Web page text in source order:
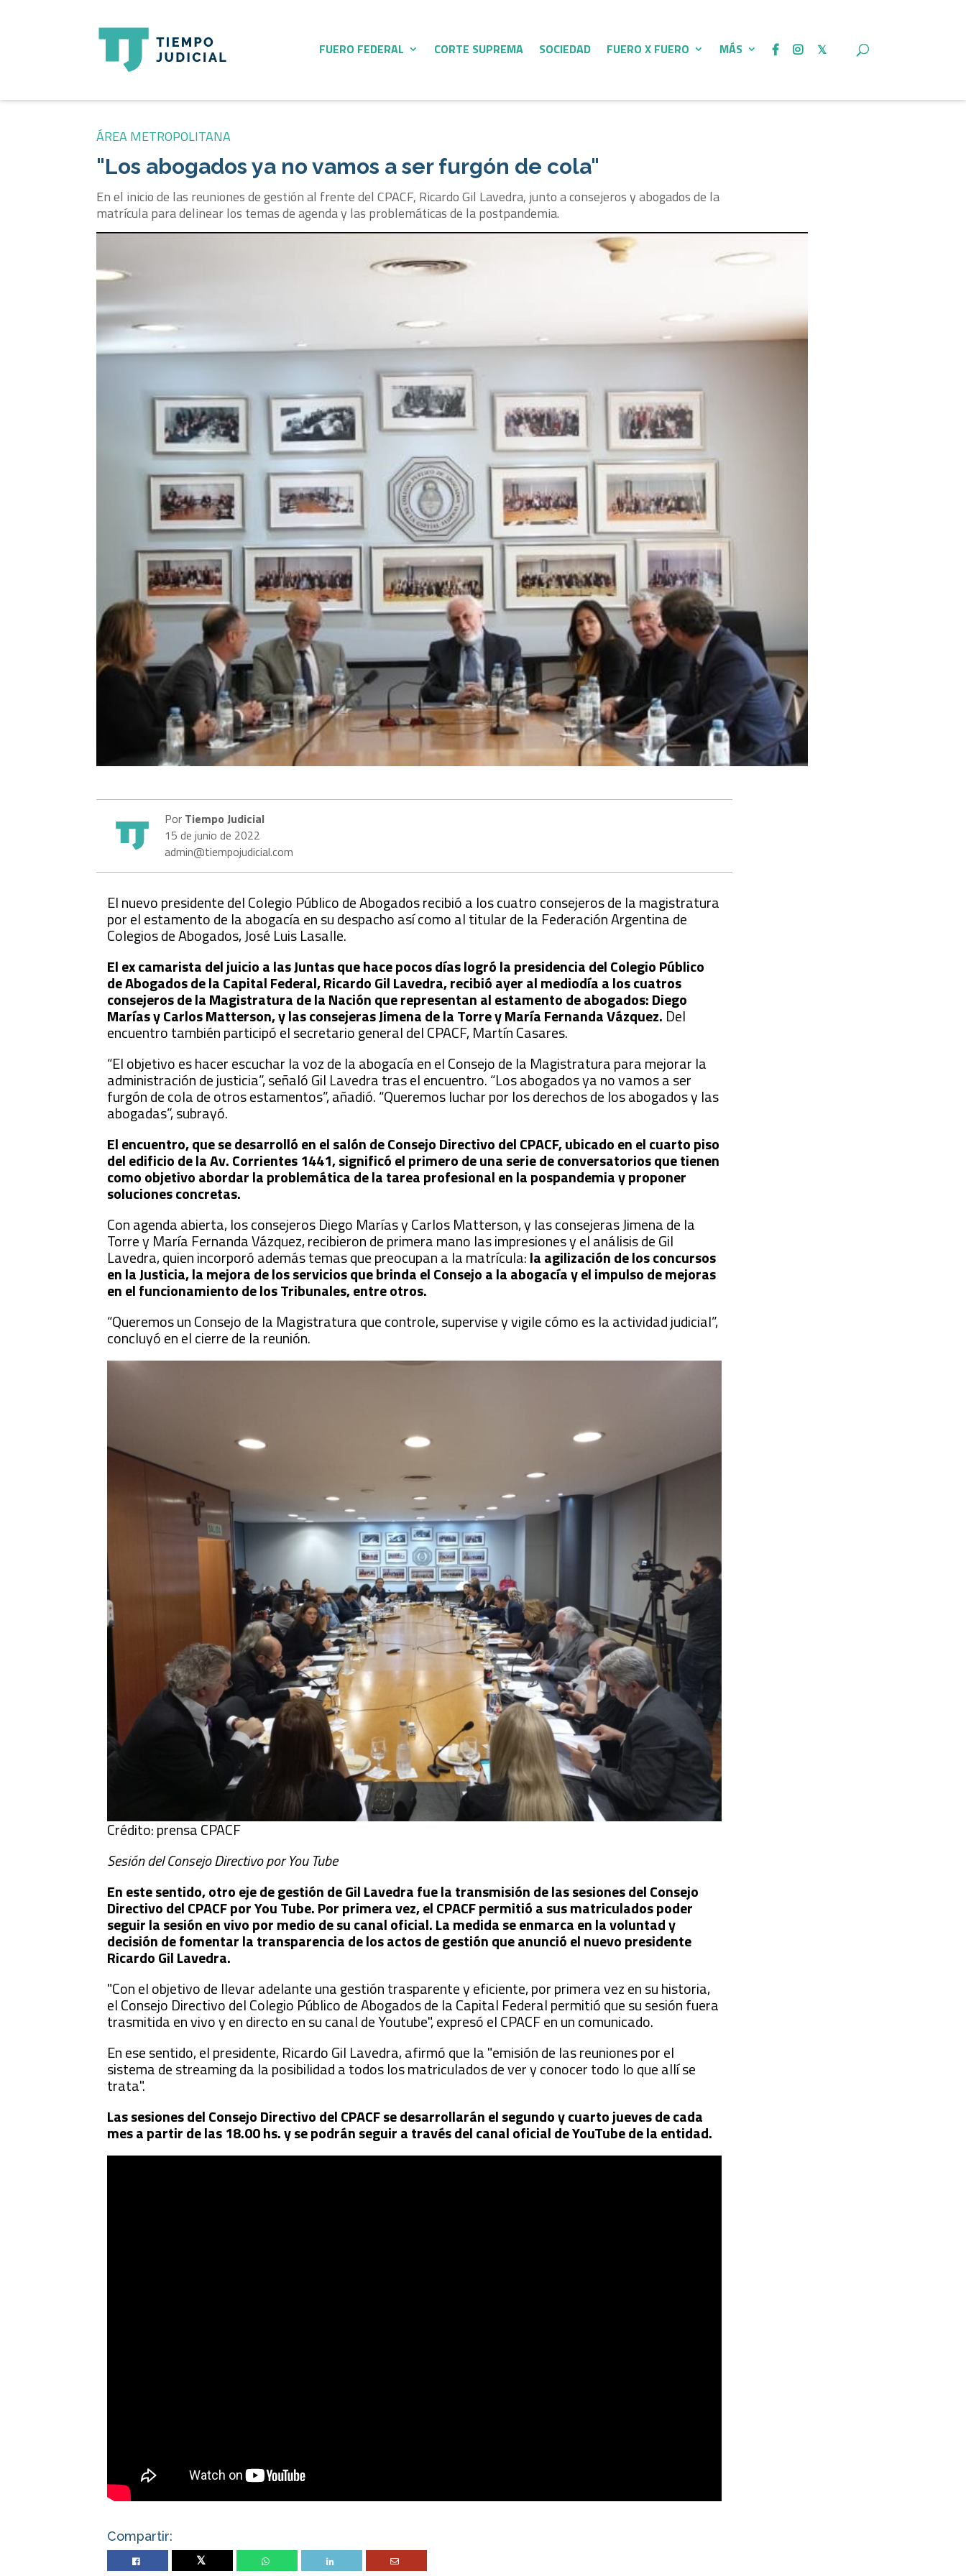
FUERO FEDERAL CORTE SUPREMA SOCIEDAD FUERO X FUERO MÁS
ÁREA METROPOLITANA
"Los abogados ya no vamos a ser furgón de cola"
En el inicio de las reuniones de gestión al frente del CPACF, Ricardo Gil Lavedra, junto a consejeros y abogados de la
matrícula para delinear los temas de agenda y las problemáticas de la postpandemia.
Por Tiempo Judicial
15 de junio de 2022
admin@tiempojudicial.com
El nuevo presidente del Colegio Público de Abogados recibió a los cuatro consejeros de la magistratura
por el estamento de la abogacía en su despacho así como al titular de la Federación Argentina de
Colegios de Abogados, José Luis Lasalle.
El ex camarista del juicio a las Juntas que hace pocos días logró la presidencia del Colegio Público
de Abogados de la Capital Federal, Ricardo Gil Lavedra, recibió ayer al mediodía a los cuatros
consejeros de la Magistratura de la Nación que representan al estamento de abogados: Diego
Marías y Carlos Matterson, y las consejeras Jimena de la Torre y María Fernanda Vázquez. Del
encuentro también participó el secretario general del CPACF, Martín Casares.
“El objetivo es hacer escuchar la voz de la abogacía en el Consejo de la Magistratura para mejorar la
administración de justicia”, señaló Gil Lavedra tras el encuentro. “Los abogados ya no vamos a ser
furgón de cola de otros estamentos”, añadió. “Queremos luchar por los derechos de los abogados y las
abogadas”, subrayó.
El encuentro, que se desarrolló en el salón de Consejo Directivo del CPACF, ubicado en el cuarto piso
del edificio de la Av. Corrientes 1441, significó el primero de una serie de conversatorios que tienen
como objetivo abordar la problemática de la tarea profesional en la pospandemia y proponer
soluciones concretas.
Con agenda abierta, los consejeros Diego Marías y Carlos Matterson, y las consejeras Jimena de la
Torre y María Fernanda Vázquez, recibieron de primera mano las impresiones y el análisis de Gil
Lavedra, quien incorporó además temas que preocupan a la matrícula:la agilización de los concursos
en la Justicia, la mejora de los servicios que brinda el Consejo a la abogacía y el impulso de mejoras
en el funcionamiento de los Tribunales, entre otros.
“Queremos un Consejo de la Magistratura que controle, supervise y vigile cómo es la actividad judicial”,
concluyó en el cierre de la reunión.
Crédito: prensa CPACF
Sesión del Consejo Directivo por You Tube
En este sentido, otro eje de gestión de Gil Lavedra fue la transmisión de las sesiones del Consejo
Directivo del CPACF por You Tube. Por primera vez, el CPACF permitió a sus matriculados poder
seguir la sesión en vivo por medio de su canal oficial. La medida se enmarca en la voluntad y
decisión de fomentar la transparencia de los actos de gestión que anunció el nuevo presidente
Ricardo Gil Lavedra.
"Con el objetivo de llevar adelante una gestión trasparente y eficiente, por primera vez en su historia,
el Consejo Directivo del Colegio Público de Abogados de la Capital Federal permitió que su sesión fuera
trasmitida en vivo y en directo en su canal de Youtube", expresó el CPACF en un comunicado.
En ese sentido, el presidente, Ricardo Gil Lavedra, afirmó que la "emisión de las reuniones por el
sistema de streaming da la posibilidad a todos los matriculados de ver y conocer todo lo que allí se
trata".
Las sesiones del Consejo Directivo del CPACF se desarrollarán el segundo y cuarto jueves de cada
mes a partir de las 18.00 hs. y se podrán seguir a través del canal oficial de YouTube de la entidad.
Compartir:
Twitter